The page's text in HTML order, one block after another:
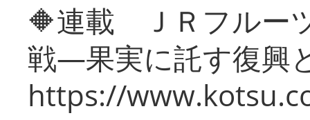
🔶連載 ＪＲフルー
戦―果実に託す復興
https://